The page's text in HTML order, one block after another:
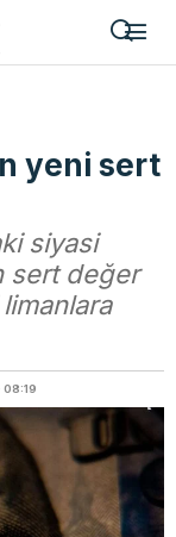
yeni sert
siyasi
sert değer
08:19